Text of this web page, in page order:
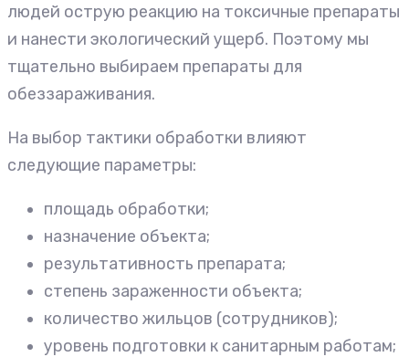
людей острую реакцию на токсичные препараты
и нанести экологический ущерб. Поэтому мы
тщательно выбираем препараты для
обеззараживания.
На выбор тактики обработки влияют
следующие параметры:
площадь обработки;
назначение объекта;
результативность препарата;
степень зараженности объекта;
количество жильцов (сотрудников);
уровень подготовки к санитарным работам;